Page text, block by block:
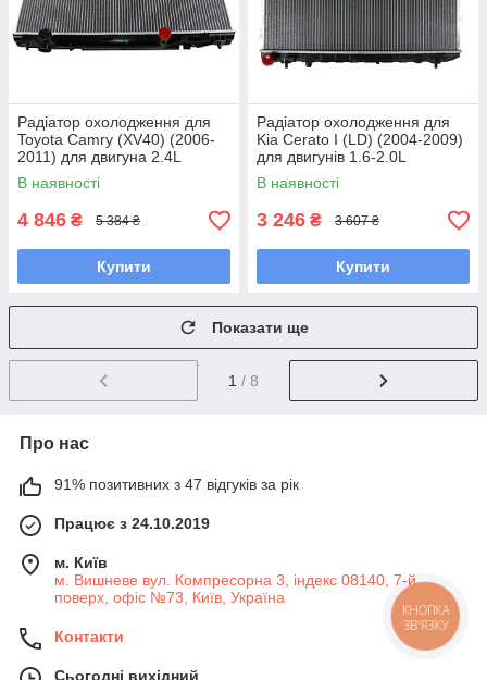
Радіатор охолодження для
Toyota Camry (XV40) (2006-
2011) для двигуна 2.4L
В наявності
4 846 ₴ 5 384 ₴
Купити
Радіатор охолодження для
Kia Cerato I (LD) (2004-2009)
для двигунів 1.6-2.0L
В наявності
3 246 ₴ 3 607 ₴
Купити
Показати ще
1 / 8
Про нас
91% позитивних з 47 відгуків за рік
Працює з 24.10.2019
м. Київ
м. Вишневе вул. Компресорна 3, індекс 08140, 7-й
поверх, офіс №73, Київ, Україна
Контакти
Сьогодні вихідний
КНОПКА
ЗВ'ЯЗКУ